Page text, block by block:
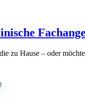
zu Hause – oder